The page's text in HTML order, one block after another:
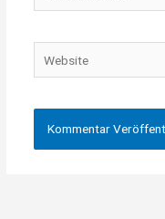
Mail-
Website